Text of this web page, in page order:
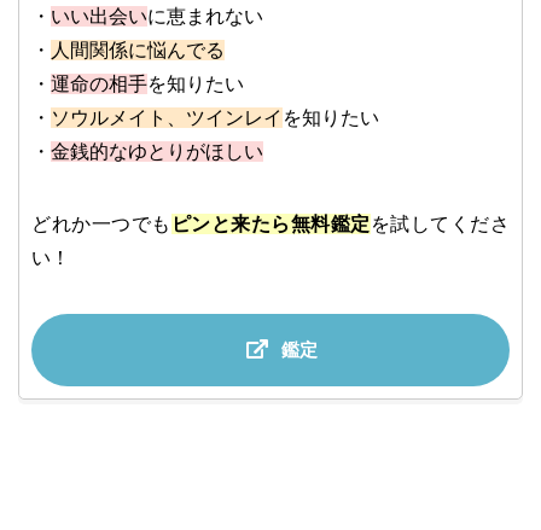
・ いい出会いに恵まれない
・ 人間関係に悩んでる
・ 運命の相手を知りたい
・ ソウルメイト、ツインレイ を知りたい
・ 金銭的なゆとりがほしい
どれか一つでも ピンと来たら無料鑑定 を試してくださ
い！
鑑定